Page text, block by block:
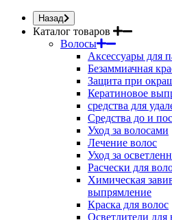
Назад
Каталог товаров
Волосы
Аксессуары для
Безаммиачная
Защита при
Кератиновое
средства для
Средства до и
Уход за волосами
Лечение волос
Уход за
Расчески для
Химическая
выпрямление
Краска для волос
Осветлители для